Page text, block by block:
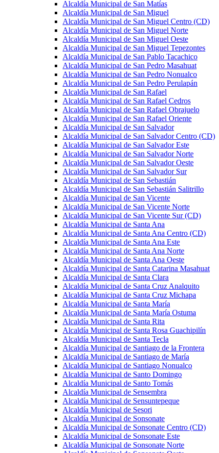
Alcaldía Municipal de San Matías
Alcaldía Municipal de San Miguel
Alcaldía Municipal de San Miguel Centro (CD)
Alcaldía Municipal de San Miguel Norte
Alcaldía Municipal de San Miguel Oeste
Alcaldía Municipal de San Miguel Tepezontes
Alcaldía Municipal de San Pablo Tacachico
Alcaldía Municipal de San Pedro Masahuat
Alcaldía Municipal de San Pedro Nonualco
Alcaldía Municipal de San Pedro Perulapán
Alcaldía Municipal de San Rafael
Alcaldía Municipal de San Rafael Cedros
Alcaldía Municipal de San Rafael Obrajuelo
Alcaldía Municipal de San Rafael Oriente
Alcaldía Municipal de San Salvador
Alcaldía Municipal de San Salvador Centro (CD)
Alcaldía Municipal de San Salvador Este
Alcaldía Municipal de San Salvador Norte
Alcaldía Municipal de San Salvador Oeste
Alcaldía Municipal de San Salvador Sur
Alcaldía Municipal de San Sebastián
Alcaldía Municipal de San Sebastián Salitrillo
Alcaldía Municipal de San Vicente
Alcaldía Municipal de San Vicente Norte
Alcaldía Municipal de San Vicente Sur (CD)
Alcaldía Municipal de Santa Ana
Alcaldía Municipal de Santa Ana Centro (CD)
Alcaldía Municipal de Santa Ana Este
Alcaldía Municipal de Santa Ana Norte
Alcaldía Municipal de Santa Ana Oeste
Alcaldía Municipal de Santa Catarina Masahuat
Alcaldía Municipal de Santa Clara
Alcaldía Municipal de Santa Cruz Analquito
Alcaldía Municipal de Santa Cruz Michapa
Alcaldía Municipal de Santa María
Alcaldía Municipal de Santa María Ostuma
Alcaldía Municipal de Santa Rita
Alcaldía Municipal de Santa Rosa Guachipilín
Alcaldía Municipal de Santa Tecla
Alcaldía Municipal de Santiago de la Frontera
Alcaldía Municipal de Santiago de María
Alcaldía Municipal de Santiago Nonualco
Alcaldía Municipal de Santo Domingo
Alcaldía Municipal de Santo Tomás
Alcaldía Municipal de Sensembra
Alcaldía Municipal de Sensuntepeque
Alcaldía Municipal de Sesori
Alcaldía Municipal de Sonsonate
Alcaldía Municipal de Sonsonate Centro (CD)
Alcaldía Municipal de Sonsonate Este
Alcaldía Municipal de Sonsonate Norte